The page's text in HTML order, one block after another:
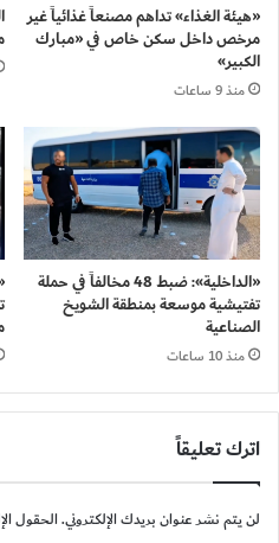
«هيئة الغذاء» تداهم مصنعاً غذائياً غير
مرخص داخل سكن خاص في «مبارك
الكبير»
منذ 9 ساعات
«الداخلية»: ضبط 48 مخالفاً في حملة
تفتيشية موسعة بمنطقة الشويخ
الصناعية
منذ 10 ساعات
اترك تعليقاً
لن يتم نشر عنوان بريدك الإلكتروني.الحقول